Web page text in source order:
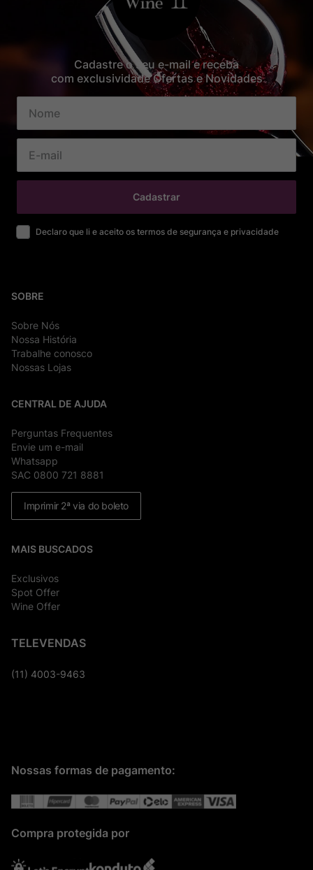
Cadastre o seu e-mail e receba
com exclusividade Ofertas e Novidades
Cadastrar
Declaro que li e aceito os termos de segurança e privacidade
SOBRE
Sobre Nós
Nossa História
Trabalhe conosco
Nossas Lojas
CENTRAL DE AJUDA
Perguntas Frequentes
Envie um e-mail
Whatsapp
SAC 0800 721 8881
Imprimir 2ª via do boleto
MAIS BUSCADOS
Exclusivos
Spot Offer
Wine Offer
TELEVENDAS
(11) 4003-9463
Nossas formas de pagamento:
Compra protegida por